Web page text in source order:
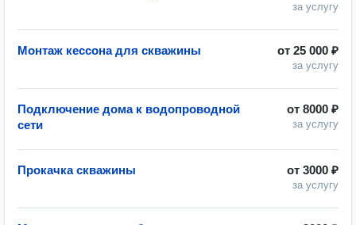
за услугу
от 25 000 ₽
за услугу
Монтаж кессона для скважины
от 8000 ₽
за услугу
Подключение дома к водопроводной
сети
от 3000 ₽
за услугу
Прокачка скважины